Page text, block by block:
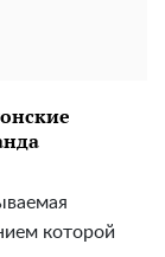
которой